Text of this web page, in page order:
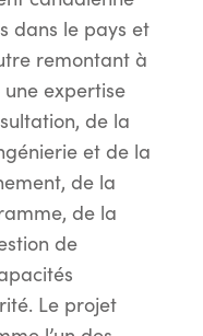
dans le pays et
remontant à
une expertise
de la
et de la
de la
de la
de
Le projet